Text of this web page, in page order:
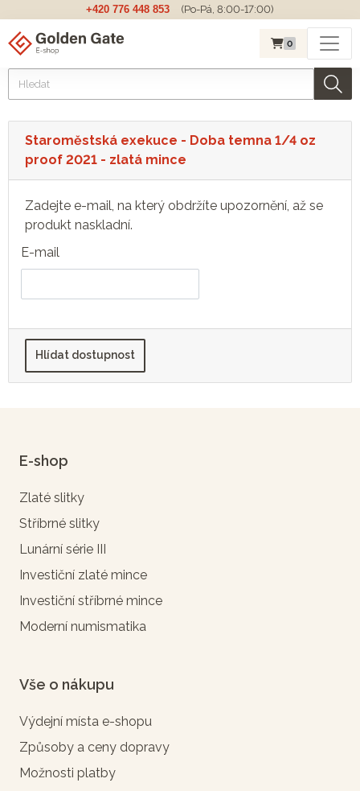
+420 776 448 853 (Po-Pá, 8:00-17:00)
0
Staroměstská exekuce - Doba temna 1/4 oz
proof 2021 - zlatá mince
Zadejte e-mail, na který obdržíte upozornění, až se
produkt naskladní.
E-mail
E-shop
Zlaté slitky
Stříbrné slitky
Lunární série III
Investiční zlaté mince
Investiční stříbrné mince
Moderní numismatika
Vše o nákupu
Výdejní místa e-shopu
Způsoby a ceny dopravy
Možnosti platby